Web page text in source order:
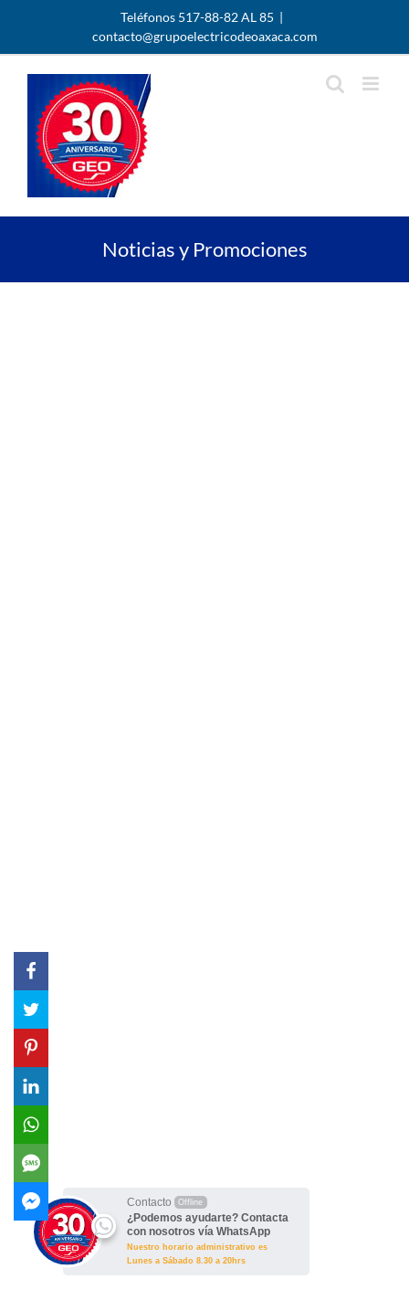
content
Teléfonos 517-88-82 AL 85 |
contacto@grupoelectricodeoaxaca.com
Noticias y Promociones
Contacto Offline
¿Podemos ayudarte? Contacta
con nosotros vía WhatsApp
Nuestro horario administrativo es
Lunes a Sábado 8.30 a 20hrs
Facebook Messenger